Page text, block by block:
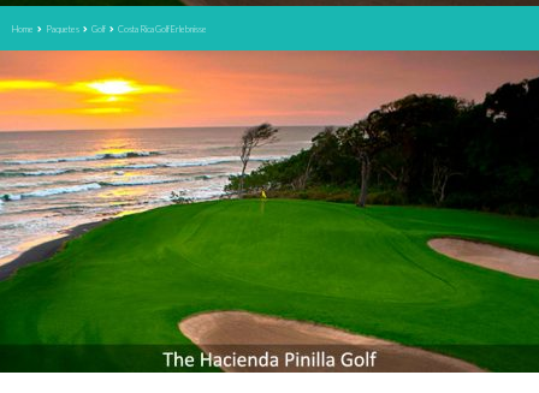
Home Paquetes Golf Costa Rica Golf Erlebnisse